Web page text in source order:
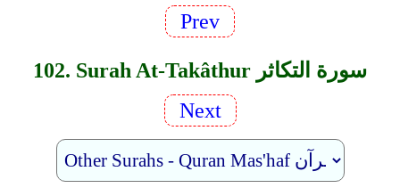
Prev
102. Surah At-Takâthur سورة التكاثر
Next